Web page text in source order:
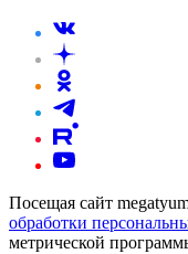
Посещая сайт
обработки
метрической